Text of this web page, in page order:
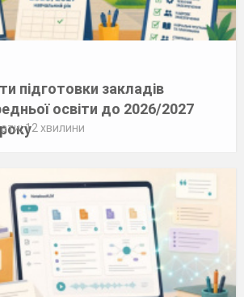
підготовки закладів
освіти до 2026/2027
12 хвилини